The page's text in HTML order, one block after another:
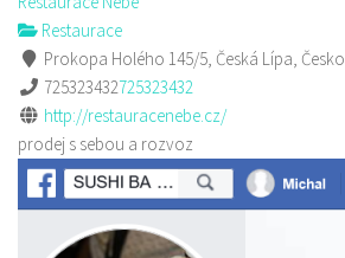
Restaurace
Prokopa Holého 145/5, Česká Lípa, Česko
725323432725323432
http://restauracenebe.cz/
prodej s sebou a rozvoz